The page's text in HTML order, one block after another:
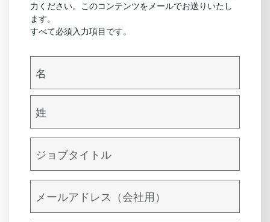
力ください。このコンテンツをメールでお送りいたし
ます。
すべて必須入力項目です。